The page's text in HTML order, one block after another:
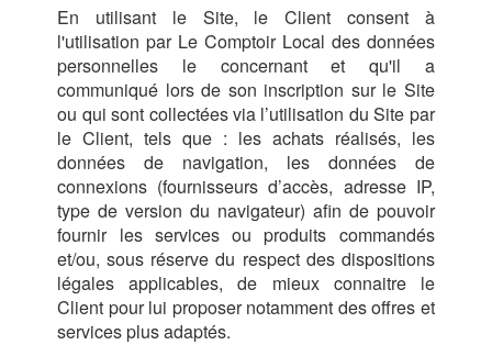
En utilisant le Site, le Client consent à
l'utilisation par Le Comptoir Local des données
personnelles le concernant et qu'il a
communiqué lors de son inscription sur le Site
ou qui sont collectées via l’utilisation du Site par
le Client, tels que : les achats réalisés, les
données de navigation, les données de
connexions (fournisseurs d’accès, adresse IP,
type de version du navigateur) afin de pouvoir
fournir les services ou produits commandés
et/ou, sous réserve du respect des dispositions
légales applicables, de mieux connaitre le
Client pour lui proposer notamment des offres et
services plus adaptés.